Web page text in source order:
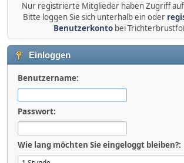
Nur registrierte Mitglieder haben Zugriff
Bitte loggen Sie sich unterhalb ein oder
Benutzerkonto bei
Einloggen
Benutzername:
Passwort:
Wie lang möchten Sie eingeloggt bleiben?: